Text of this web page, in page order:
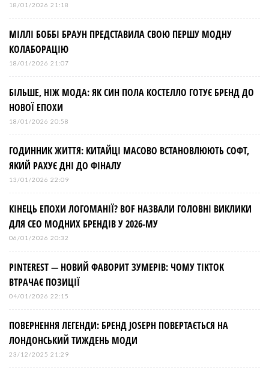
18/01/2026 21:18
МІЛЛІ БОББІ БРАУН ПРЕДСТАВИЛА СВОЮ ПЕРШУ МОДНУ
КОЛАБОРАЦІЮ
18/01/2026 21:07
БІЛЬШЕ, НІЖ МОДА: ЯК СИН ПОЛА КОСТЕЛЛО ГОТУЄ БРЕНД ДО
НОВОЇ ЕПОХИ
18/01/2026 20:58
ГОДИННИК ЖИТТЯ: КИТАЙЦІ МАСОВО ВСТАНОВЛЮЮТЬ СОФТ,
ЯКИЙ РАХУЄ ДНІ ДО ФІНАЛУ
13/01/2026 22:09
КІНЕЦЬ ЕПОХИ ЛОГОМАНІЇ? BOF НАЗВАЛИ ГОЛОВНІ ВИКЛИКИ
ДЛЯ СЕО МОДНИХ БРЕНДІВ У 2026-МУ
06/01/2026 20:32
PINTEREST — НОВИЙ ФАВОРИТ ЗУМЕРІВ: ЧОМУ TIKTOK
ВТРАЧАЄ ПОЗИЦІЇ
04/01/2026 22:15
ПОВЕРНЕННЯ ЛЕГЕНДИ: БРЕНД JOSEPH ПОВЕРТАЄТЬСЯ НА
ЛОНДОНСЬКИЙ ТИЖДЕНЬ МОДИ
23/12/2025 21:29